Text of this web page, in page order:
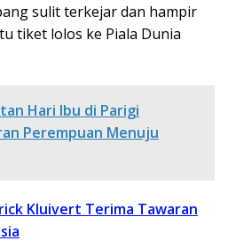
sulit terkejar dan hampir
tiket lolos ke Piala Dunia
Hari Ibu di Parigi
Perempuan Menuju
Kluivert Terima Tawaran